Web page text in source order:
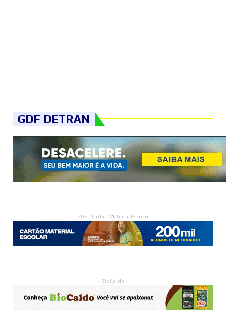
GDF DETRAN
- GDF - Cartão Material Escolar -
- BioCaldo -